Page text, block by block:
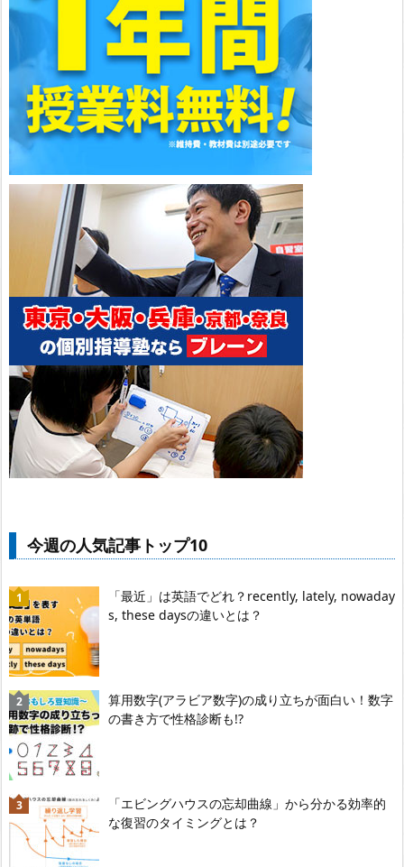
今週の人気記事トップ10
「最近」は英語でどれ？recently, lately, nowaday
s, these daysの違いとは？
算用数字(アラビア数字)の成り立ちが面白い！数字
の書き方で性格診断も!?
「エビングハウスの忘却曲線」から分かる効率的
な復習のタイミングとは？